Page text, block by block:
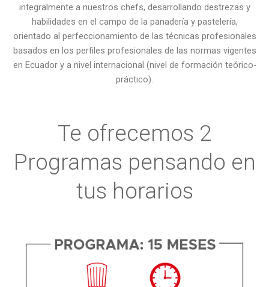
integralmente a nuestros chefs, desarrollando destrezas y
habilidades en el campo de la panadería y pastelería,
orientado al perfeccionamiento de las técnicas profesionales
basados en los perfiles profesionales de las normas vigentes
en Ecuador y a nivel internacional (nivel de formación teórico-
práctico).
Te ofrecemos 2
Programas pensando en
tus horarios